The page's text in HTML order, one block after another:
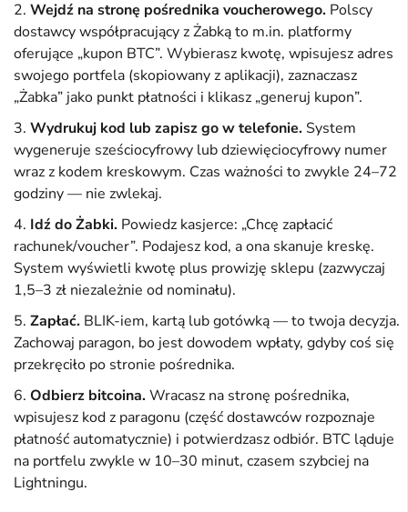
Wejdź na stronę pośrednika voucherowego. Polscy
dostawcy współpracujący z Żabką to m.in. platformy
oferujące „kupon BTC”. Wybierasz kwotę, wpisujesz adres
swojego portfela (skopiowany z aplikacji), zaznaczasz
„Żabka” jako punkt płatności i klikasz „generuj kupon”.
Wydrukuj kod lub zapisz go w telefonie. System
wygeneruje sześciocyfrowy lub dziewięciocyfrowy numer
wraz z kodem kreskowym. Czas ważności to zwykle 24–72
godziny — nie zwlekaj.
Idź do Żabki. Powiedz kasjerce: „Chcę zapłacić
rachunek/voucher”. Podajesz kod, a ona skanuje kreskę.
System wyświetli kwotę plus prowizję sklepu (zazwyczaj
1,5–3 zł niezależnie od nominału).
Zapłać. BLIK-iem, kartą lub gotówką — to twoja decyzja.
Zachowaj paragon, bo jest dowodem wpłaty, gdyby coś się
przekręciło po stronie pośrednika.
Odbierz bitcoina.Wracasz na stronę pośrednika,
wpisujesz kod z paragonu (część dostawców rozpoznaje
płatność automatycznie) i potwierdzasz odbiór. BTC ląduje
na portfelu zwykle w 10–30 minut, czasem szybciej na
Lightningu.